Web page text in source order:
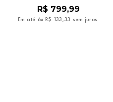
R$ 799,99
Em até 6x R$ 133 ,33 sem juros